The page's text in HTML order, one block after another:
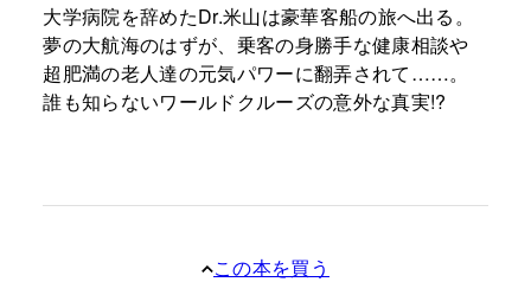
大学病院を辞めたDr.米山は豪華客船の旅へ出る。
夢の大航海のはずが、乗客の身勝手な健康相談や
超肥満の老人達の元気パワーに翻弄されて……。
誰も知らないワールドクルーズの意外な真実!?
この本を買う